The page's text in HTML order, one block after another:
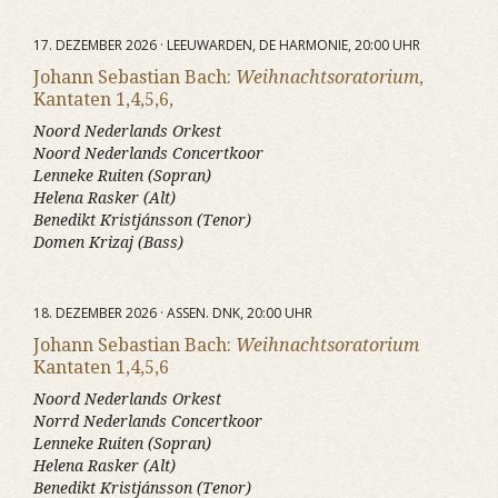
17. DEZEMBER 2026 · LEEUWARDEN, DE HARMONIE, 20:00 UHR
Johann Sebastian Bach: Weihnachtsoratorium,
Kantaten 1,4,5,6,
Noord Nederlands Orkest
Noord Nederlands Concertkoor
Lenneke Ruiten (Sopran)
Helena Rasker (Alt)
Benedikt Kristjánsson (Tenor)
Domen Krizaj (Bass)
18. DEZEMBER 2026 · ASSEN. DNK, 20:00 UHR
Johann Sebastian Bach: Weihnachtsoratorium
Kantaten 1,4,5,6
Noord Nederlands Orkest
Norrd Nederlands Concertkoor
Lenneke Ruiten (Sopran)
Helena Rasker (Alt)
Benedikt Kristjánsson (Tenor)